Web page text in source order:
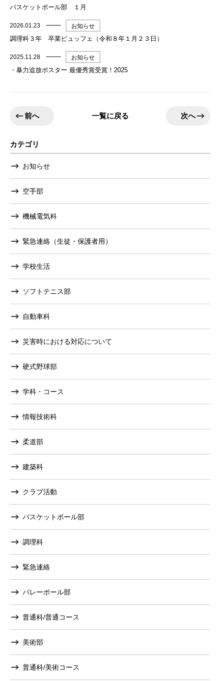
バスケットボール部 １月
2026.01.23 お知らせ
調理科３年 卒業ビュッフェ（令和８年１月２３日）
2025.11.28 お知らせ
・暴力追放ポスター 最優秀賞受賞！2025
前へ 一覧に戻る 次へ
カテゴリ
お知らせ
空手部
機械電気科
緊急連絡（生徒・保護者用）
学校生活
ソフトテニス部
自動車科
災害時における対応について
硬式野球部
学科・コース
情報技術科
柔道部
建築科
クラブ活動
バスケットボール部
調理科
緊急連絡
バレーボール部
普通科/普通コース
美術部
普通科/美術コース